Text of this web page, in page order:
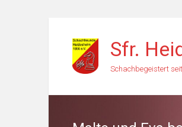
springen
Sfr.
Schachbegeistert